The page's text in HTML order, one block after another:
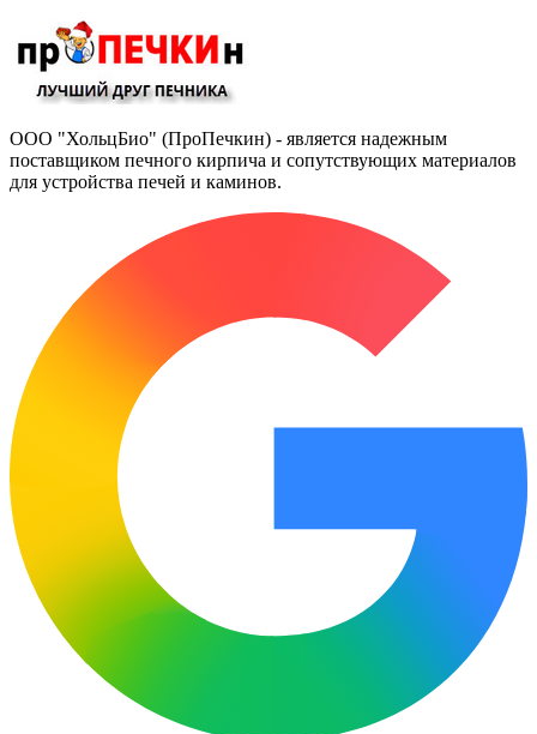
ООО "ХольцБио" (ПроПечкин) - является надежным
поставщиком печного кирпича и сопутствующих материалов
для устройства печей и каминов.